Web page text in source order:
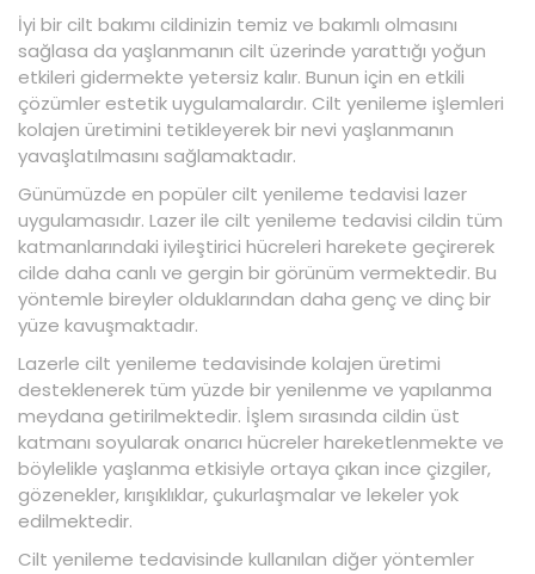
İyi bir cilt bakımı cildinizin temiz ve bakımlı olmasını
sağlasa da yaşlanmanın cilt üzerinde yarattığı yoğun
etkileri gidermekte yetersiz kalır. Bunun için en etkili
çözümler estetik uygulamalardır. Cilt yenileme işlemleri
kolajen üretimini tetikleyerek bir nevi yaşlanmanın
yavaşlatılmasını sağlamaktadır.
Günümüzde en popüler cilt yenileme tedavisi lazer
uygulamasıdır. Lazer ile cilt yenileme tedavisi cildin tüm
katmanlarındaki iyileştirici hücreleri harekete geçirerek
cilde daha canlı ve gergin bir görünüm vermektedir. Bu
yöntemle bireyler olduklarından daha genç ve dinç bir
yüze kavuşmaktadır.
Lazerle cilt yenileme tedavisinde kolajen üretimi
desteklenerek tüm yüzde bir yenilenme ve yapılanma
meydana getirilmektedir. İşlem sırasında cildin üst
katmanı soyularak onarıcı hücreler hareketlenmekte ve
böylelikle yaşlanma etkisiyle ortaya çıkan ince çizgiler,
gözenekler, kırışıklıklar, çukurlaşmalar ve lekeler yok
edilmektedir.
Cilt yenileme tedavisinde kullanılan diğer yöntemler